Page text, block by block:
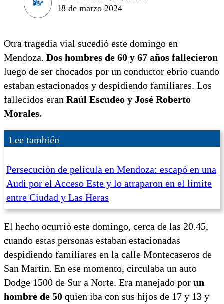
18 de marzo 2024
Otra tragedia vial sucedió este domingo en
Mendoza. Dos hombres de 60 y 67 años fallecieron
luego de ser chocados por un conductor ebrio cuando
estaban estacionados y despidiendo familiares. Los
fallecidos eran Raúl Escudeo y José Roberto
Morales.
Lee también
Persecución de película en Mendoza: escapó en una
Audi por el Acceso Este y lo atraparon en el límite
entre Ciudad y Las Heras
El hecho ocurrió este domingo, cerca de las 20.45,
cuando estas personas estaban estacionadas
despidiendo familiares en la calle Montecaseros de
San Martín. En ese momento, circulaba un auto
Dodge 1500 de Sur a Norte. Era manejado por un
hombre de 50 quien iba con sus hijos de 17 y 13 y